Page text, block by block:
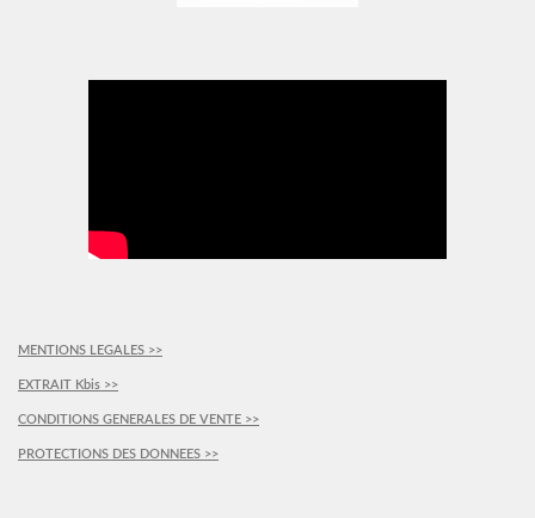
MENTIONS LEGALES >>
EXTRAIT Kbis >>
CONDITIONS GENERALES DE VENTE >>
PROTECTIONS DES DONNEES >>